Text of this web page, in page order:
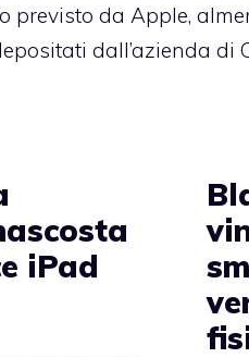
previsto da Apple,
dall’azienda di
iPad